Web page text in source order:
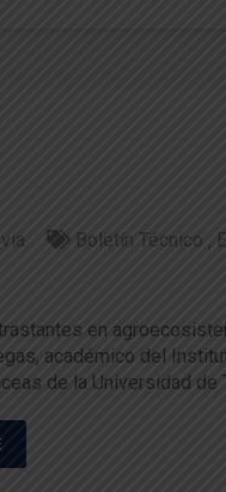
Boletín Técnico
en
académico del
de la Universidad